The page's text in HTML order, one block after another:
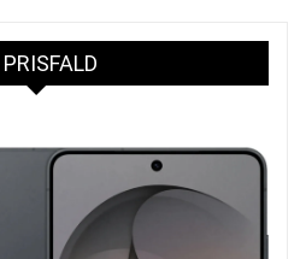
PRISFALD